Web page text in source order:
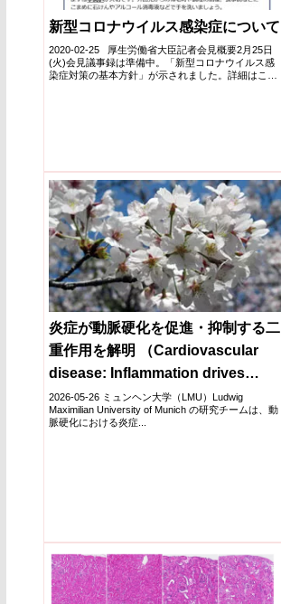
新型コロナウイルス感染症について
2020-02-25 厚生労働省大臣記者会見概要2月25日
(火)会見議事録は準備中。「新型コロナウイルス感
染症対策の基本方針」が示されました。詳細はこち
炎症が動脈硬化を促進・抑制する二
重作用を解明 （Cardiovascular
disease: Inflammation drives
atherosclerosis – and may also
help limit it）
2026-05-26 ミュンヘン大学（LMU）Ludwig
Maximilian University of Munich の研究チームは、動
脈硬化における炎症...